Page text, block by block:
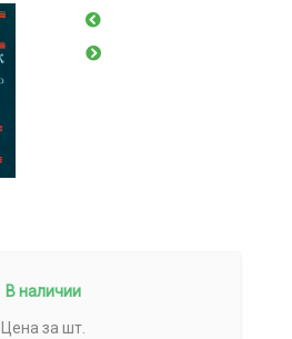
В наличии
Цена за шт.